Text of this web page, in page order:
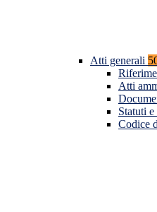
Atti generali
Atti
Statuti
Codice